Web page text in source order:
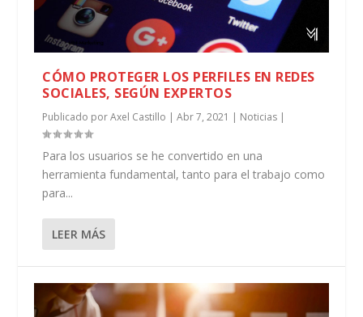
CÓMO PROTEGER LOS PERFILES EN REDES
SOCIALES, SEGÚN EXPERTOS
Publicado porAxel Castillo |Abr 7, 2021 | Noticias |
Para los usuarios se he convertido en una
herramienta fundamental, tanto para el trabajo como
para...
LEER MÁS